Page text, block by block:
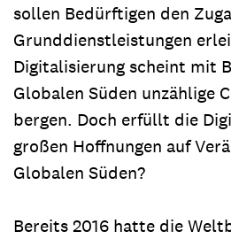
sollen Bedürftigen den
Grunddienstleistungen
Digitalisierung scheint mit
Globalen Süden unzählige
bergen. Doch erfüllt die
großen Hoffnungen auf
Globalen Süden?
Bereits 2016 hatte die